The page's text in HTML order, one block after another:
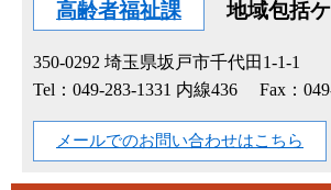
高齢者福祉課 地域包括
350-0292 埼玉県坂戸市千代田1-1-1
Tel：049-283-1331 内線436
Fax：
メールでのお問い合わせはこちら